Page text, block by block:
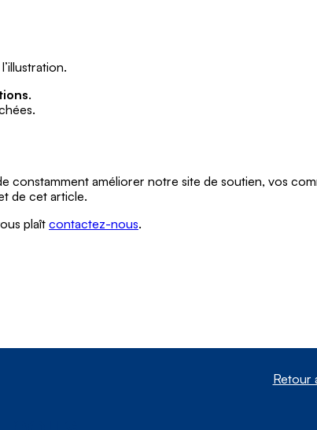
.
constamment améliorer notre site de soutien, vos
de cet article.
plaît contactez-nous.
Retour